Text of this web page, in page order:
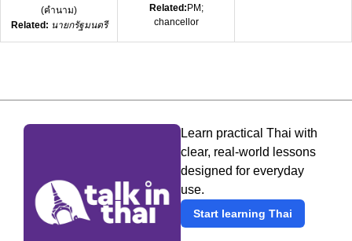
(คำนาม)
Related: นายกรัฐมนตรี
Related:PM;
chancellor
Learn practical Thai with
clear, real-world lessons
designed for everyday
use.
Start learning Thai